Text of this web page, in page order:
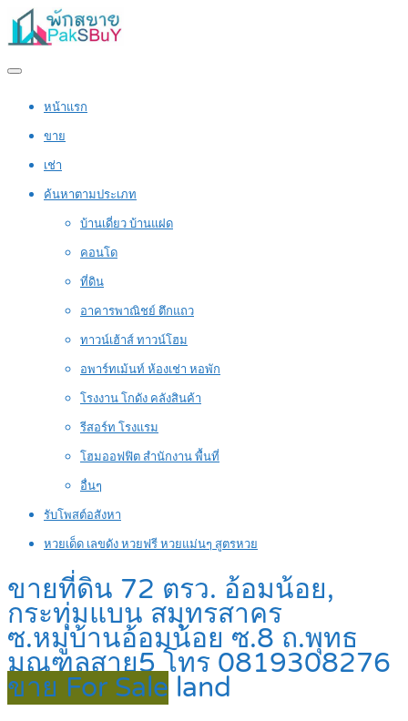
หน้าแรก
ขาย
เช่า
ค้นหาตามประเภท
บ้านเดี่ยว บ้านแฝด
คอนโด
ที่ดิน
อาคารพาณิชย์ ตึกแถว
ทาวน์เฮ้าส์ ทาวน์โฮม
อพาร์ทเม้นท์ ห้องเช่า หอพัก
โรงงาน โกดัง คลังสินค้า
รีสอร์ท โรงแรม
โฮมออฟฟิต สำนักงาน พื้นที่
อื่นๆ
รับโพสต์อสังหา
หวยเด็ด เลขดัง หวยฟรี หวยแม่นๆ สูตรหวย
ขายที่ดิน 72 ตรว. อ้อมน้อย,
กระทุ่มแบน สมุทรสาคร
ซ.หมู่บ้านอ้อมน้อย ซ.8 ถ.พุทธ
มณฑลสาย5 โทร 0819308276
ขาย For Sale land